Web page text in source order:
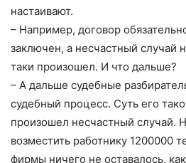
настаивают.
– Например, договор
заключен, а несчастный случай
таки произошел. И что дальше?
– А дальше судебные
судебный процесс. Суть его
произошел несчастный случай.
возместить работнику 1200000
фирмы ничего не оставалось,